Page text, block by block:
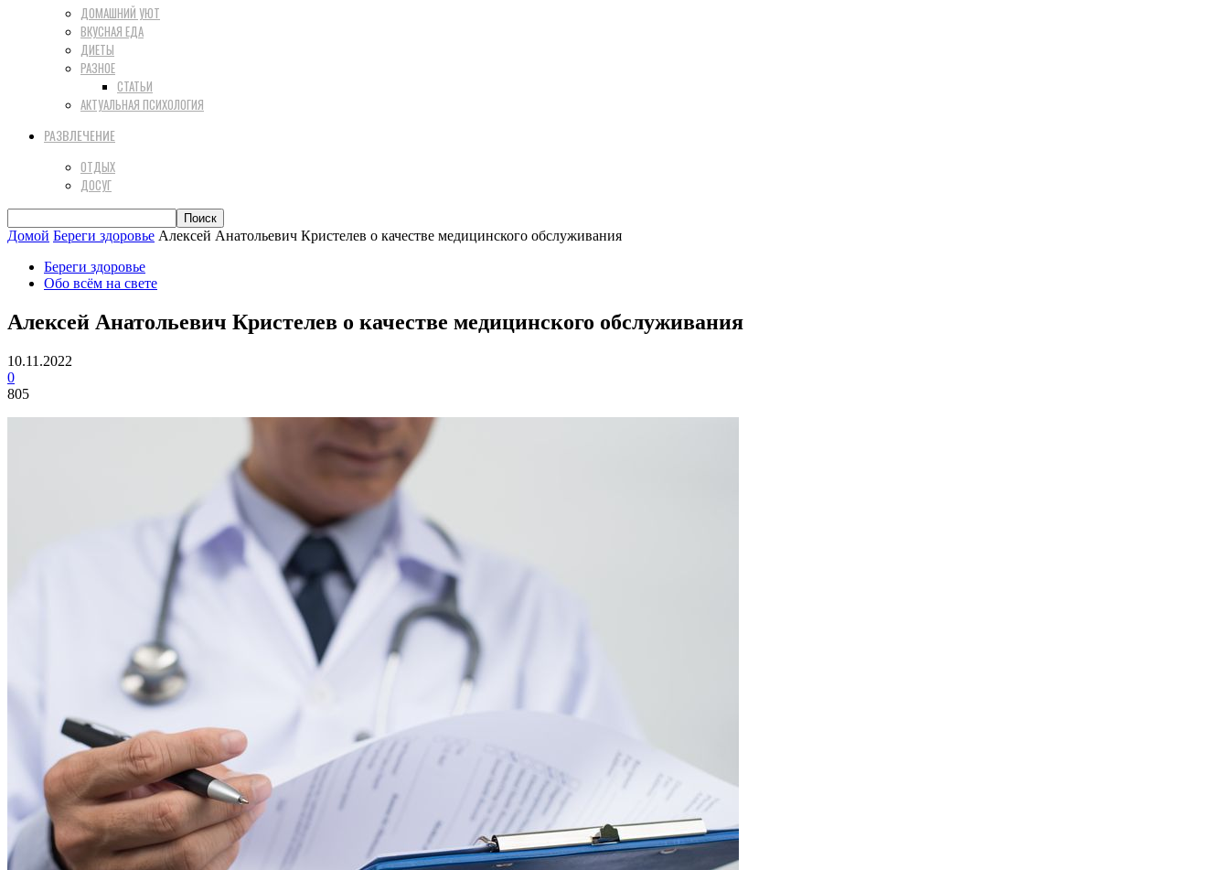
ДОМАШНИЙ УЮТ
ВКУСНАЯ ЕДА
ДИЕТЫ
РАЗНОЕ
СТАТЬИ
АКТУАЛЬНАЯ ПСИХОЛОГИЯ
РАЗВЛЕЧЕНИЕ
ОТДЫХ
ДОСУГ
Домой Береги здоровье Алексей Анатольевич Кристелев о качестве медицинского обслуживания
Береги здоровье
Обо всём на свете
Алексей Анатольевич Кристелев о качестве медицинского обслуживания
10.11.2022
0
805